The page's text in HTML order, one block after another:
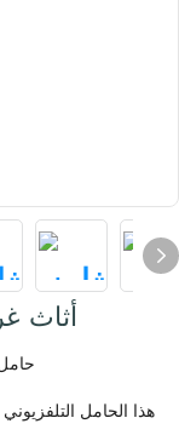
أثاث
هذا الحامل